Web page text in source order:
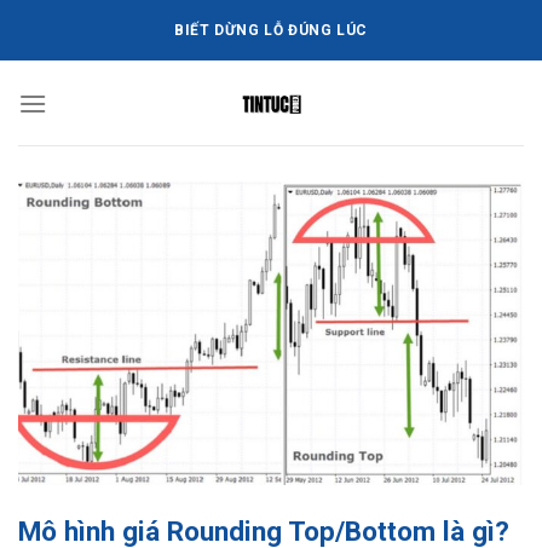
dung
BIẾT DỪNG LỖ ĐÚNG LÚC
Mô hình giá Rounding Top/Bottom là gì?